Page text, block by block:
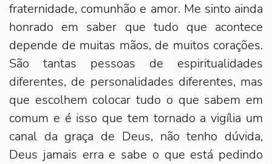
fraternidade, comunhão e amor. Me sinto ainda
honrado em saber que tudo que acontece
depende de muitas mãos, de muitos corações.
São tantas pessoas de espiritualidades
diferentes, de personalidades diferentes, mas
que escolhem colocar tudo o que sabem em
comum e é isso que tem tornado a vigília um
canal da graça de Deus, não tenho dúvida,
Deus jamais erra e sabe o que está pedindo